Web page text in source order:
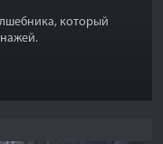
который